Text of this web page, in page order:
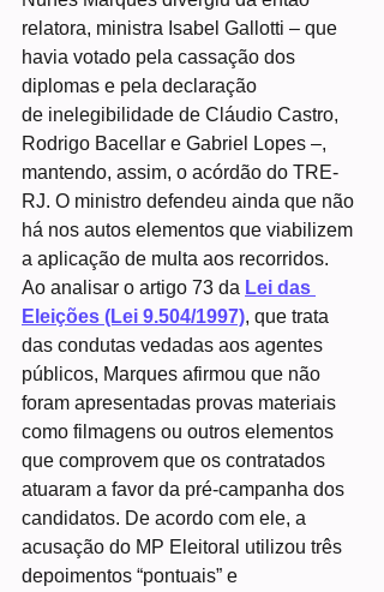
relatora, ministra Isabel Gallotti – que
havia votado pela cassação dos
diplomas e pela declaração
de inelegibilidade de Cláudio Castro,
Rodrigo Bacellar e Gabriel Lopes –,
mantendo, assim, o acórdão do TRE-
RJ. O ministro defendeu ainda que não
há nos autos elementos que viabilizem
a aplicação de multa aos recorridos.
Ao analisar o artigo 73 da Lei das
Eleições (Lei 9.504/1997), que trata
das condutas vedadas aos agentes
públicos, Marques afirmou que não
foram apresentadas provas materiais
como filmagens ou outros elementos
que comprovem que os contratados
atuaram a favor da pré-campanha dos
candidatos. De acordo com ele, a
acusação do MP Eleitoral utilizou três
depoimentos “pontuais” e